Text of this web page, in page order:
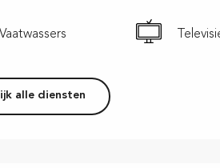
Vaatwassers
alle diensten